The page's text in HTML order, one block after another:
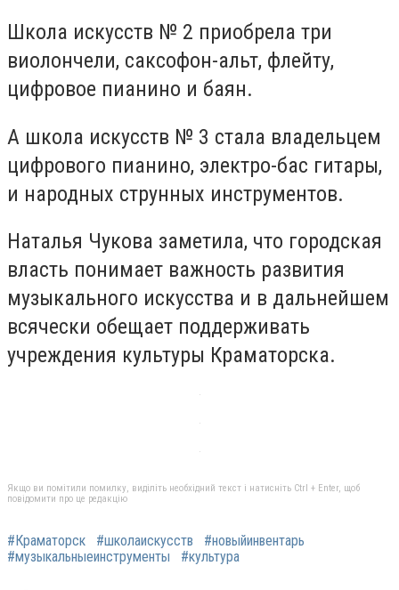
Школа искусств № 2 приобрела три
виолончели, саксофон-альт, флейту,
цифровое пианино и баян.
А школа искусств № 3 стала владельцем
цифрового пианино, электро-бас гитары,
и народных струнных инструментов.
Наталья Чукова заметила, что городская
власть понимает важность развития
музыкального искусства и в дальнейшем
всячески обещает поддерживать
учреждения культуры Краматорска.
Якщо ви помітили помилку, виділіть необхідний текст і натисніть Ctrl + Enter, щоб
повідомити про це редакцію
#Краматорск #школаискусств
#новыйинвентарь
#музыкальныеинструменты
#культура